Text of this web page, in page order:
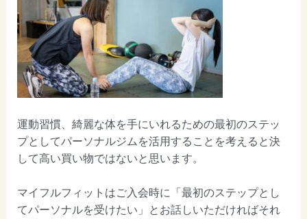
運動習慣、綺麗な体を手にいれるための最初のステッ
プとしてパーソナルジムを活用することを考えると決
して高い買い物ではないと思います。
マイフルフィットはご入会時に「最初のステップとし
てパーソナルを受けたい」とお話しいただければそれ